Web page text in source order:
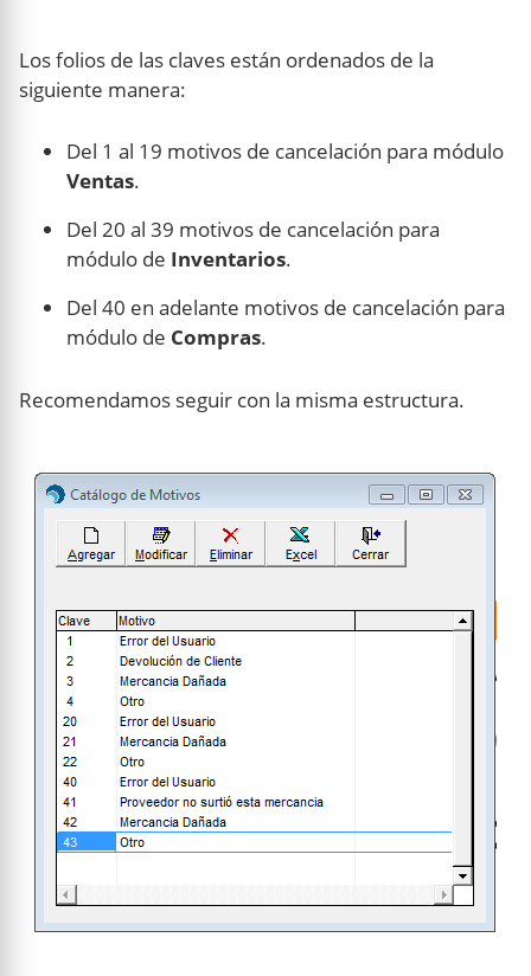
Los folios de las claves están ordenados de la
siguiente manera:
Del 1 al 19 motivos de cancelación para módulo
Ventas.
Del 20 al 39 motivos de cancelación para
módulo de Inventarios.
Del 40 en adelante motivos de cancelación para
módulo de Compras.
Recomendamos seguir con la misma estructura.